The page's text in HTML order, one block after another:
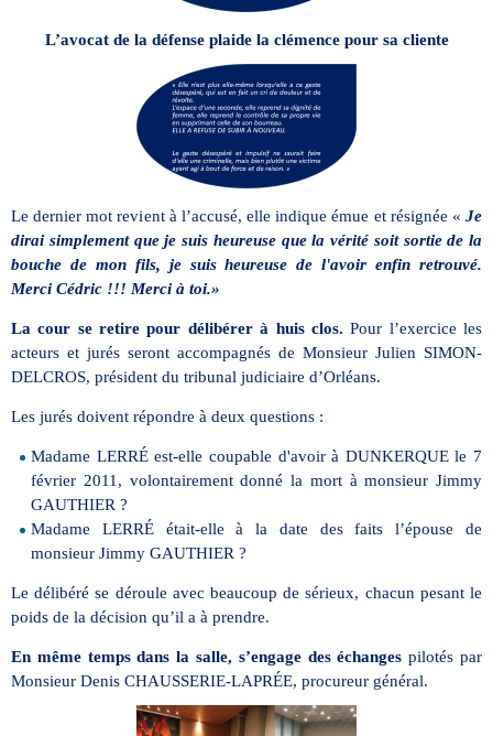
L’avocat de la défense plaide la clémence pour sa cliente
Le dernier mot revient à l’accusé, elle indique émue et résignée « Je
dirai simplement que je suis heureuse que la vérité soit sortie de la
bouche de mon fils, je suis heureuse de l'avoir enfin retrouvé.
Merci Cédric !!! Merci à toi.»
La cour se retire pour délibérer à huis clos.Pour l’exercice les
acteurs et jurés seront accompagnés de Monsieur Julien SIMON-
DELCROS, président du tribunal judiciaire d’Orléans.
Les jurés doivent répondre à deux questions :
Madame LERRÉ est-elle coupable d'avoir à DUNKERQUE le 7
février 2011, volontairement donné la mort à monsieur Jimmy
GAUTHIER ?
Madame LERRÉ était-elle à la date des faits l’épouse de
monsieur Jimmy GAUTHIER ?
Le délibéré se déroule avec beaucoup de sérieux, chacun pesant le
poids de la décision qu’il a à prendre.
En même temps dans la salle, s’engage des échangespilotés par
Monsieur Denis CHAUSSERIE-LAPRÉE, procureur général.